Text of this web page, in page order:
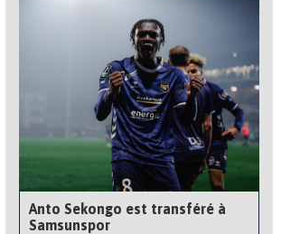
Anto Sekongo est transféré à
Samsunspor